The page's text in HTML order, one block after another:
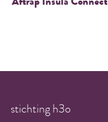
stichting h3o